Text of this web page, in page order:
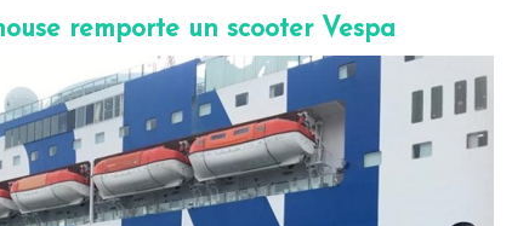
remporte un scooter Vespa